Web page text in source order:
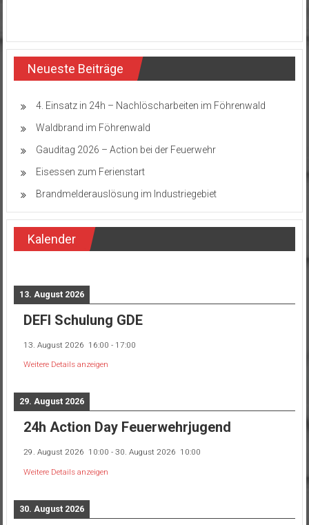
Neueste Beiträge
4. Einsatz in 24h – Nachlöscharbeiten im Föhrenwald
Waldbrand im Föhrenwald
Gauditag 2026 – Action bei der Feuerwehr
Eisessen zum Ferienstart
Brandmelderauslösung im Industriegebiet
Kalender
13. August 2026
DEFI Schulung GDE
13. August 2026 16:00 - 17:00
Weitere Details anzeigen
29. August 2026
24h Action Day Feuerwehrjugend
29. August 2026 10:00 - 30. August 2026 10:00
Weitere Details anzeigen
30. August 2026